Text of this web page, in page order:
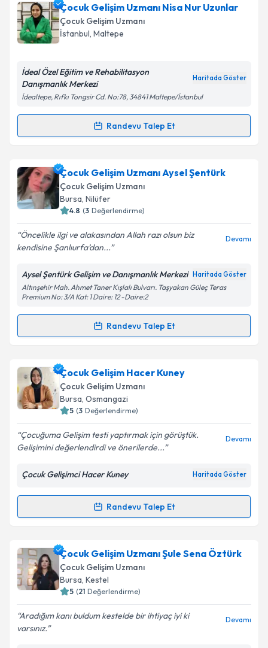
Çocuk Gelişim Uzmanı Fatma Karahaniçin
randevu takvimi talebi oluşturun. Size bu uzmandan
randevu almanız için bir takvim hazırlandığında e-
posta ile bilgilendireceğiz.
E-posta Adresiniz
Kişisel verilerimin işlenmesine ilişkin
Metni'ni okudum ve kişisel verilerimin belirtilen
Takvim Talebini Gönder
Çocuk Gelişim Uzmanı Nisa Nur Uzunlar
Çocuk Gelişim Uzmanı
İstanbul, Maltepe
İdeal Özel Eğitim ve Rehabilitasyon
Danışmanlık Merkezi
Haritada Göster
İdealtepe, Rıfkı Tongsir Cd. No:78, 34841 Maltepe/İstanbul
Randevu Talep Et
Randevu Takvimi Talebi
Çocuk Gelişim Uzmanı Nisa Nur Uzunlariçin
randevu takvimi talebi oluşturun. Size bu uzmandan
randevu almanız için bir takvim hazırlandığında e-
posta ile bilgilendireceğiz.
E-posta Adresiniz
Kişisel verilerimin işlenmesine ilişkinAydınlatma
Metni'ni okudum ve kişisel verilerimin belirtilen
kapsamda işlenmesini kabul ediyorum.
Çocuk Gelişim Uzmanı Aysel Şentürk
Çocuk Gelişim Uzmanı
Bursa, Nilüfer
4.8 (3 Değerlendirme)
Öncelikle ilgi ve alakasından Allah razı olsun biz
kendisine Şanlıurfa’dan...
Devamı
Aysel Şentürk Gelişim ve Danışmanlık Merkezi Haritada Göster
Altınşehir Mah. Ahmet Taner Kışlalı Bulvarı. Taşyakan Güleç Teras
Premium No: 3/A Kat: 1 Daire: 12 -Daire:2
Randevu Talep Et
Randevu Takvimi Talebi
Çocuk Gelişim Uzmanı Aysel Şentürk
takvimi talebi oluşturun. Size bu uzmandan randevu
almanız için bir takvim hazırlandığında e-posta ile
bilgilendireceğiz.
E-posta Adresiniz
'ni okudum ve kişisel verilerimin belirtilen
kapsamda işlenmesini kabul ediyorum.
Takvim Talebini Gönder
Çocuk Gelişim Hacer Kuney
Çocuk Gelişim Uzmanı
Bursa, Osmangazi
5 (3 Değerlendirme)
Çocuğuma Gelişim testi yaptırmak için görüştük.
Gelişimini değerlendirdi ve önerilerde...
Devamı
Çocuk Gelişimci Hacer Kuney Haritada Göster
Randevu Talep Et
Randevu Takvimi Talebi
Çocuk Gelişim Hacer Kuneyiçin randevu takvimi
talebi oluşturun. Size bu uzmandan randevu almanız
için bir takvim hazırlandığında e-posta ile
bilgilendireceğiz.
E-posta Adresiniz
Çocuk Gelişim Uzmanı Şule Sena Öztürk
Çocuk Gelişim Uzmanı
Bursa, Kestel
5 (21 Değerlendirme)
Aradığım kanı buldum kestelde bir ihtiyaç iyi ki
varsınız.
Devamı